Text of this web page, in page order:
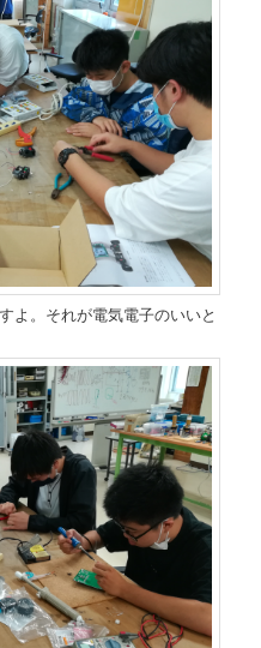
よ。それが電気電子のいいと